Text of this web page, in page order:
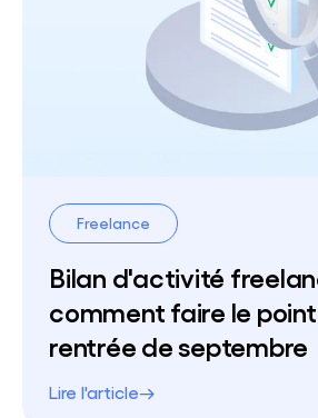
Freelance
Bilan d'activité
comment faire le
rentrée de septembre
Lire l'article